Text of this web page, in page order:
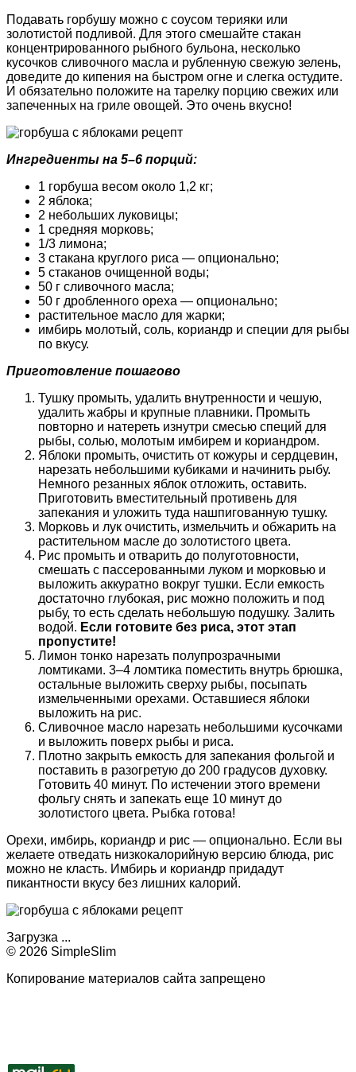
Подавать горбушу можно с соусом терияки или
золотистой подливой. Для этого смешайте стакан
концентрированного рыбного бульона, несколько
кусочков сливочного масла и рубленную свежую зелень,
доведите до кипения на быстром огне и слегка остудите.
И обязательно положите на тарелку порцию свежих или
запеченных на гриле овощей. Это очень вкусно!
Ингредиенты на 5–6 порций:
1 горбуша весом около 1,2 кг;
2 яблока;
2 небольших луковицы;
1 средняя морковь;
1/3 лимона;
3 стакана круглого риса — опционально;
5 стаканов очищенной воды;
50 г сливочного масла;
50 г дробленного ореха — опционально;
растительное масло для жарки;
имбирь молотый, соль, кориандр и специи для рыбы
по вкусу.
Приготовление пошагово
Тушку промыть, удалить внутренности и чешую,
удалить жабры и крупные плавники. Промыть
повторно и натереть изнутри смесью специй для
рыбы, солью, молотым имбирем и кориандром.
Яблоки промыть, очистить от кожуры и сердцевин,
нарезать небольшими кубиками и начинить рыбу.
Немного резанных яблок отложить, оставить.
Приготовить вместительный противень для
запекания и уложить туда нашпигованную тушку.
Морковь и лук очистить, измельчить и обжарить на
растительном масле до золотистого цвета.
Рис промыть и отварить до полуготовности,
смешать с пассерованными луком и морковью и
выложить аккуратно вокруг тушки. Если емкость
достаточно глубокая, рис можно положить и под
рыбу, то есть сделать небольшую подушку. Залить
водой. Если готовите без риса, этот этап
пропустите!
Лимон тонко нарезать полупрозрачными
ломтиками. 3–4 ломтика поместить внутрь брюшка,
остальные выложить сверху рыбы, посыпать
измельченными орехами. Оставшиеся яблоки
выложить на рис.
Сливочное масло нарезать небольшими кусочками
и выложить поверх рыбы и риса.
Плотно закрыть емкость для запекания фольгой и
поставить в разогретую до 200 градусов духовку.
Готовить 40 минут. По истечении этого времени
фольгу снять и запекать еще 10 минут до
золотистого цвета. Рыбка готова!
Орехи, имбирь, кориандр и рис — опционально. Если вы
желаете отведать низкокалорийную версию блюда, рис
можно не класть. Имбирь и кориандр придадут
пикантности вкусу без лишних калорий.
Загрузка ...
© 2026 SimpleSlim
Копирование материалов сайта запрещено